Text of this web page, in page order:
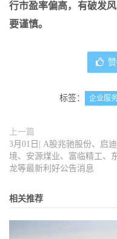
行市盈率偏高，有破发
要谨慎。
标签： 企业服
上一篇
3月01日| A股兆驰股份、启
境、安源煤业、富临精工、
龙等最新利好公告消息
相关推荐